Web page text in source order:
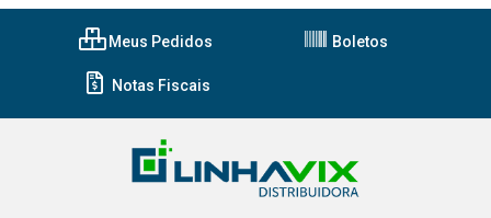
Meus Pedidos Boletos
Notas Fiscais